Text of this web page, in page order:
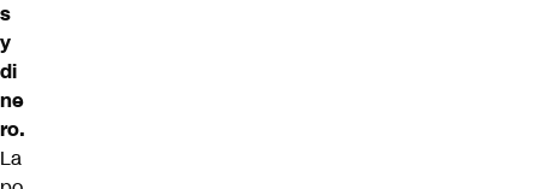
s
y
di
ne
ro.
La